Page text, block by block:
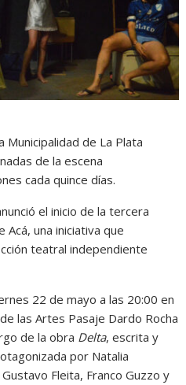
de La Plata
de la escena
cada quince días.
el inicio de la tercera
una iniciativa que
teatral independiente
22 de mayo a las 20:00 en
las Artes Pasaje Dardo Rocha
de la obra Delta, escrita y
por Natalia
Fleita, Franco Guzzo y